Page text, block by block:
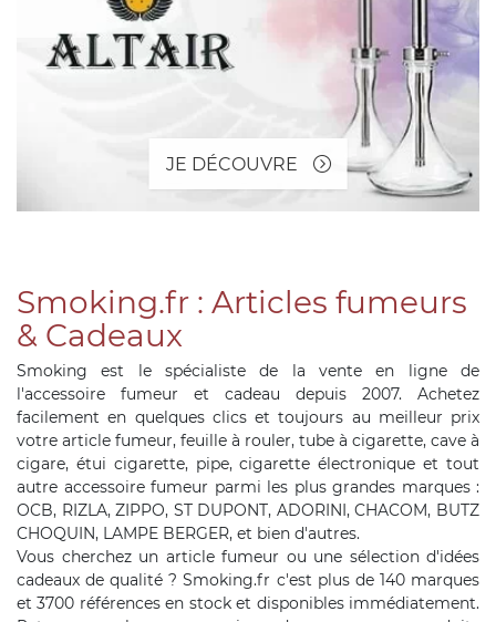
JE DÉCOUVRE
Smoking.fr : Articles fumeurs
& Cadeaux
Smoking est le spécialiste de la vente en ligne de
l'accessoire fumeur et cadeau depuis 2007. Achetez
facilement en quelques clics et toujours au meilleur prix
votre article fumeur, feuille à rouler, tube à cigarette, cave à
cigare, étui cigarette, pipe, cigarette électronique et tout
autre accessoire fumeur parmi les plus grandes marques :
OCB, RIZLA, ZIPPO, ST DUPONT, ADORINI, CHACOM, BUTZ
CHOQUIN, LAMPE BERGER, et bien d'autres.
Vous cherchez un article fumeur ou une sélection d'idées
cadeaux de qualité ? Smoking.fr c'est plus de 140 marques
et 3700 références en stock et disponibles immédiatement.